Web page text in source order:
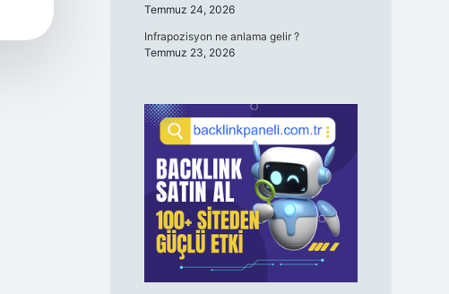
Temmuz 24, 2026
Infrapozisyon ne anlama gelir ?
Temmuz 23, 2026